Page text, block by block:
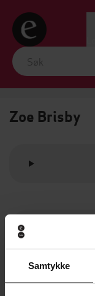
Samtykke
Zoe Brisby